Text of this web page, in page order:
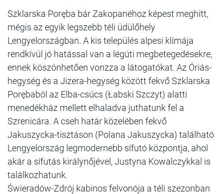
Szklarska Poręba bár Zakopanéhoz képest meghitt,
mégis az egyik legszebb téli üdülőhely
Lengyelországban. A kis település alpesi klímája
rendkívül jó hatással van a légúti megbetegedésekre,
ennek köszönhetően vonzza a látogatókat. Az Óriás-
hegység és a Jizera-hegység között fekvő Szklarska
Porębaból az Elba-csúcs (Łabski Szczyt) alatti
menedékház mellett elhaladva juthatunk fel a
Szrenicára. A cseh határ közelében fekvő
Jakuszycka-tisztáson (Polana Jakuszycka) található
Lengyelország legmodernebb sífutó központja, ahol
akár a sífutás királynőjével, Justyna Kowalczykkal is
találkozhatunk.
Świeradów-Zdrój kabinos felvonója a téli szezonban